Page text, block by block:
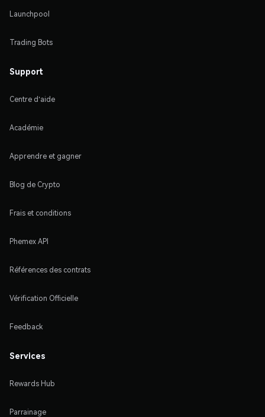
Launchpool
Trading Bots
Support
Centre d'aide
Académie
Apprendre et gagner
Blog de Crypto
Frais et conditions
Phemex API
Références des contrats
Vérification Officielle
Feedback
Services
Rewards Hub
Parrainage